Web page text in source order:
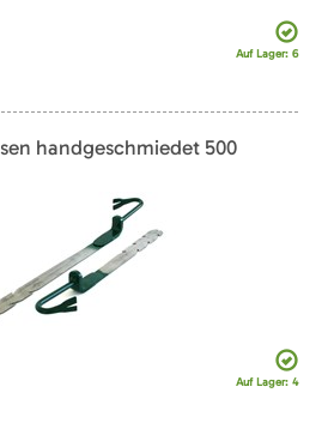
Auf Lager: 6
handgeschmiedet 500
Auf Lager: 4